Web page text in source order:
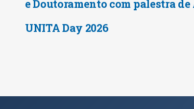
e Doutoramento com palestra de
UNITA Day 2026